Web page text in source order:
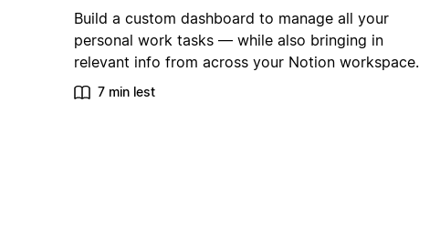
Build a custom dashboard to manage all your
personal work tasks — while also bringing in
relevant info from across your Notion workspace.
7 min lest